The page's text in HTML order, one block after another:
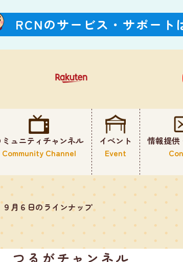
RCNのサービス・ サポート
ミュニティチャンネル
Community Channel
イベント
Event
情報提供
９月６日のラインナップ
つるがチャンネル